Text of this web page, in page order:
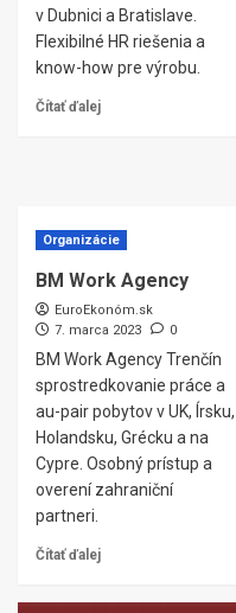
v Dubnici a Bratislave.
Flexibilné HR riešenia a
know-how pre výrobu.
Čítať ďalej
Organizácie
BM Work Agency
EuroEkonóm.sk
7. marca 2023
0
BM Work Agency Trenčín
sprostredkovanie práce a
au-pair pobytov v UK, Írsku,
Holandsku, Grécku a na
Cypre. Osobný prístup a
overení zahraniční
partneri.
Čítať ďalej